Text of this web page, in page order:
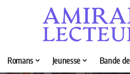
Romans Jeunesse Bande